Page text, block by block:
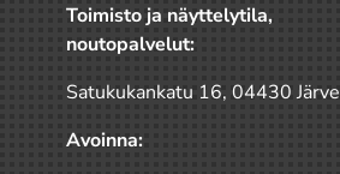
Toimisto ja näyttelytila,
noutopalvelut:
Satukukankatu 16, 04430
Avoinna: